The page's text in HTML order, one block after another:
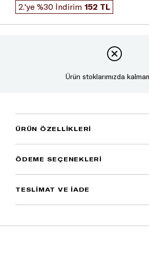
2.'ye %30 İndirim 152 TL
Ürün stoklarımızda
ÜRÜN ÖZELLIKLERI
ÖDEME SEÇENEKLERI
TESLİMAT VE İADE